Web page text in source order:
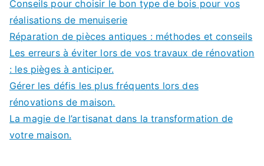
Conseils pour choisir le bon type de bois pour vos
réalisations de menuiserie
Réparation de pièces antiques : méthodes et conseils
Les erreurs à éviter lors de vos travaux de rénovation
: les pièges à anticiper.
Gérer les défis les plus fréquents lors des
rénovations de maison.
La magie de l’artisanat dans la transformation de
votre maison.